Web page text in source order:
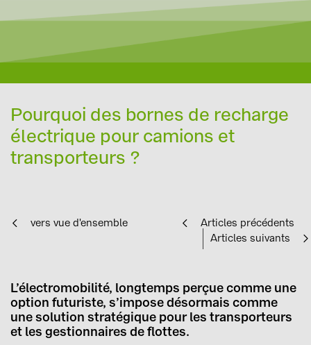
Pourquoi des bornes de recharge
électrique pour camions et
transporteurs ?
vers vue d'ensemble
Articles précédents
Articles suivants
L’électromobilité, longtemps perçue comme une
option futuriste, s’impose désormais comme
une solution stratégique pour les transporteurs
et les gestionnaires de flottes.